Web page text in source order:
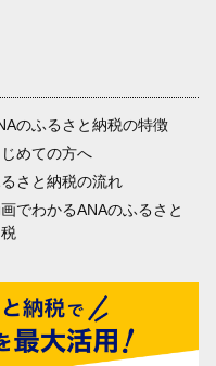
のふるさと納税の特徴
めての方へ
さと納税の流れ
でわかるANAのふるさと